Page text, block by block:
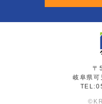
〒
岐阜県